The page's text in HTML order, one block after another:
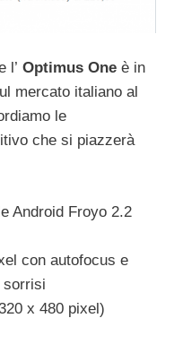
l’ Optimus One è in
mercato italiano al
le
che si piazzerà
Android Froyo 2.2
con autofocus e
sorrisi
x 480 pixel)